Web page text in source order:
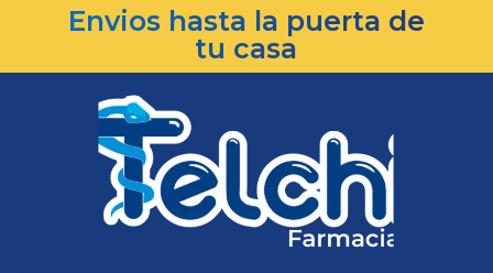
Envios hasta la puerta de
tu casa